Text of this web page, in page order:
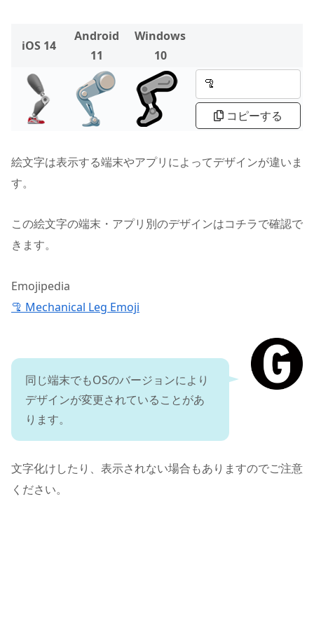
iOS 14
Android
11
Windows
10
コピーする
絵文字は表示する端末やアプリによってデザインが違いま
す。
この絵文字の端末・アプリ別のデザインはコチラで確認で
きます。
Emojipedia
🦿 Mechanical Leg Emoji
同じ端末でもOSのバージョンにより
デザインが変更されていることがあ
ります。
文字化けしたり、表示されない場合もありますのでご注意
ください。